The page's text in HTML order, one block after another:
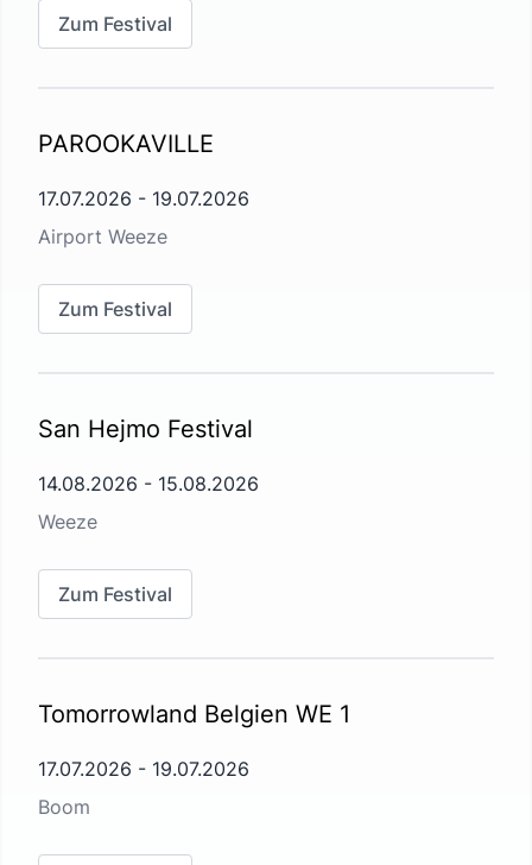
Zum Festival
PAROOKAVILLE
17.07.2026 - 19.07.2026
Airport Weeze
Zum Festival
San Hejmo Festival
14.08.2026 - 15.08.2026
Weeze
Zum Festival
Tomorrowland Belgien WE 1
17.07.2026 - 19.07.2026
Boom